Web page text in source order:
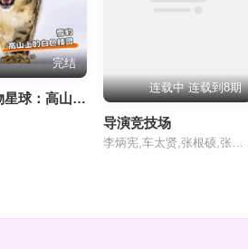
完结
科探秘动物星球：高山上的白色精灵雪豹
连载中 连载到8期
导演竞技场
李炳宪,车太贤,张根硕,张度妍